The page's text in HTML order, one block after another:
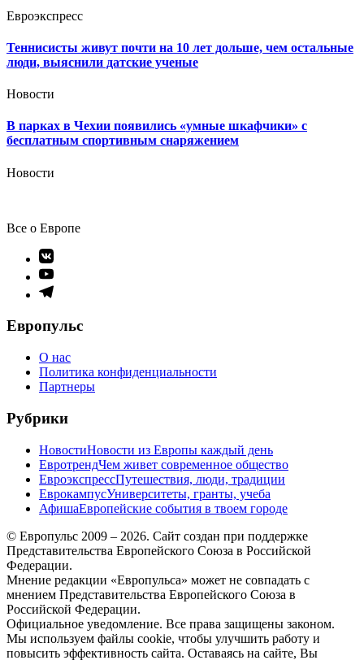
Евроэкспресс
Теннисисты живут почти на 10 лет дольше, чем остальные
люди, выяснили датские ученые
Новости
В парках в Чехии появились «умные шкафчики» с
бесплатным спортивным снаряжением
Новости
Все о Европе
Элемент
меню
Элемент
меню
Элемент
Европульс
О нас
Политика конфиденциальности
Партнеры
Рубрики
НовостиНовости из Европы каждый день
ЕвротрендЧем живет современное общество
ЕвроэкспрессПутешествия, люди, традиции
ЕврокампусУниверситеты, гранты, учеба
АфишаЕвропейские события в твоем городе
© Европульс 2009 – 2026. Сайт создан при поддержке
Представительства Европейского Союза в Российской
Федерации.
Мнение редакции «Европульса» может не совпадать с
мнением Представительства Европейского Союза в
Российской Федерации.
Официальное уведомление. Все права защищены законом.
Мы используем файлы cookie, чтобы улучшить работу и
повысить эффективность сайта. Оставаясь на сайте, Вы